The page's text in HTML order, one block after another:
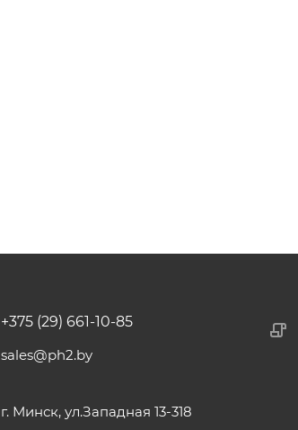
+375 (29) 661-10-85
sales@ph2.by
г. Минск, ул.Западная 13-318